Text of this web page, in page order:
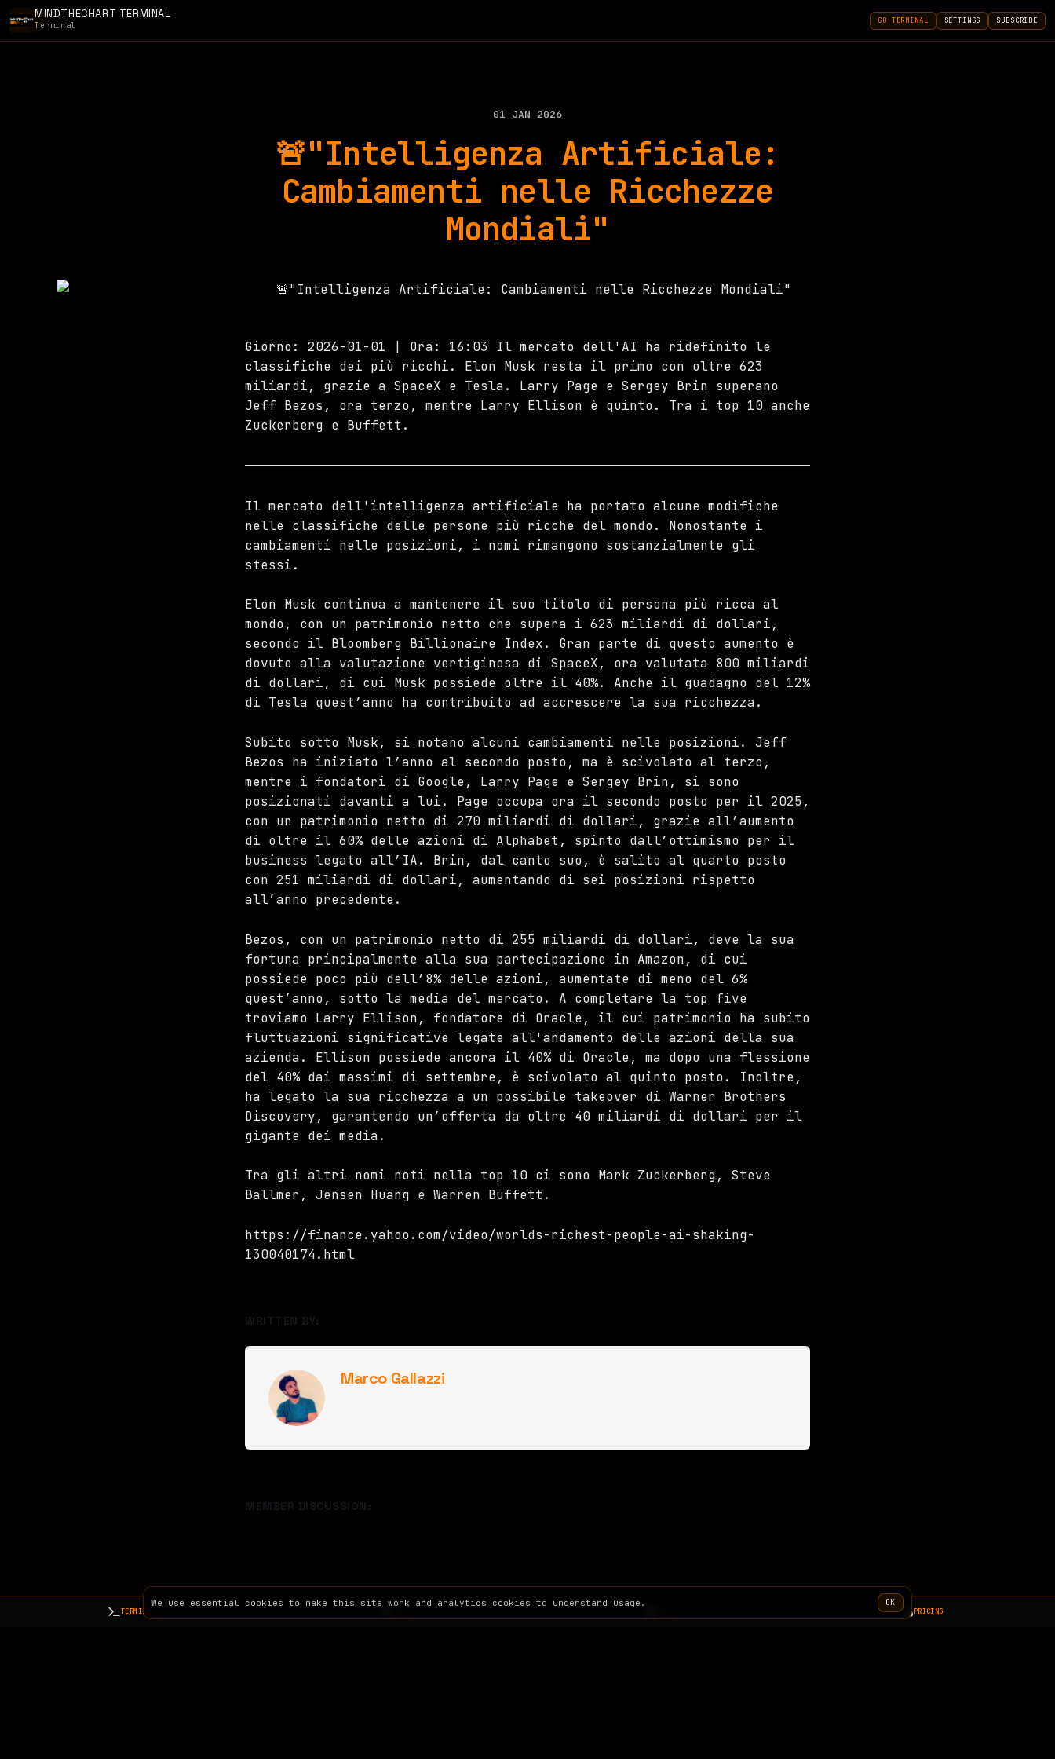
MINDTHECHART TERMINAL
Terminal
GO TERMINAL SETTINGS SUBSCRIBE
TERMINAL PRICING
01 JAN 2026
🚨"Intelligenza Artificiale:
Cambiamenti nelle Ricchezze
Mondiali"
Giorno: 2026-01-01 | Ora: 16:03 Il mercato dell'AI ha ridefinito le
classifiche dei più ricchi. Elon Musk resta il primo con oltre 623
miliardi, grazie a SpaceX e Tesla. Larry Page e Sergey Brin superano
Jeff Bezos, ora terzo, mentre Larry Ellison è quinto. Tra i top 10 anche
Zuckerberg e Buffett.
Il mercato dell'intelligenza artificiale ha portato alcune modifiche
nelle classifiche delle persone più ricche del mondo. Nonostante i
cambiamenti nelle posizioni, i nomi rimangono sostanzialmente gli
stessi.
Elon Musk continua a mantenere il suo titolo di persona più ricca al
mondo, con un patrimonio netto che supera i 623 miliardi di dollari,
secondo il Bloomberg Billionaire Index. Gran parte di questo aumento è
dovuto alla valutazione vertiginosa di SpaceX, ora valutata 800 miliardi
di dollari, di cui Musk possiede oltre il 40%. Anche il guadagno del 12%
di Tesla quest’anno ha contribuito ad accrescere la sua ricchezza.
Subito sotto Musk, si notano alcuni cambiamenti nelle posizioni. Jeff
Bezos ha iniziato l’anno al secondo posto, ma è scivolato al terzo,
mentre i fondatori di Google, Larry Page e Sergey Brin, si sono
posizionati davanti a lui. Page occupa ora il secondo posto per il 2025,
con un patrimonio netto di 270 miliardi di dollari, grazie all’aumento
di oltre il 60% delle azioni di Alphabet, spinto dall’ottimismo per il
business legato all’IA. Brin, dal canto suo, è salito al quarto posto
con 251 miliardi di dollari, aumentando di sei posizioni rispetto
all’anno precedente.
Bezos, con un patrimonio netto di 255 miliardi di dollari, deve la sua
fortuna principalmente alla sua partecipazione in Amazon, di cui
possiede poco più dell’8% delle azioni, aumentate di meno del 6%
quest’anno, sotto la media del mercato. A completare la top five
troviamo Larry Ellison, fondatore di Oracle, il cui patrimonio ha subito
fluttuazioni significative legate all'andamento delle azioni della sua
azienda. Ellison possiede ancora il 40% di Oracle, ma dopo una flessione
del 40% dai massimi di settembre, è scivolato al quinto posto. Inoltre,
ha legato la sua ricchezza a un possibile takeover di Warner Brothers
Discovery, garantendo un’offerta da oltre 40 miliardi di dollari per il
gigante dei media.
Tra gli altri nomi noti nella top 10 ci sono Mark Zuckerberg, Steve
Ballmer, Jensen Huang e Warren Buffett.
https://finance.yahoo.com/video/worlds-richest-people-ai-shaking-
130040174.html
WRITTEN BY:
Marco Gallazzi
MEMBER DISCUSSION:
We use essential cookies to make this site work and analytics cookies to understand usage. OK